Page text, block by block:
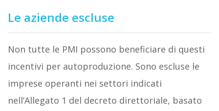
Le aziende escluse
Non tutte le PMI possono beneficiare di questi
incentivi per autoproduzione. Sono escluse le
imprese operanti nei settori indicati
nell’Allegato 1 del decreto direttoriale, basato